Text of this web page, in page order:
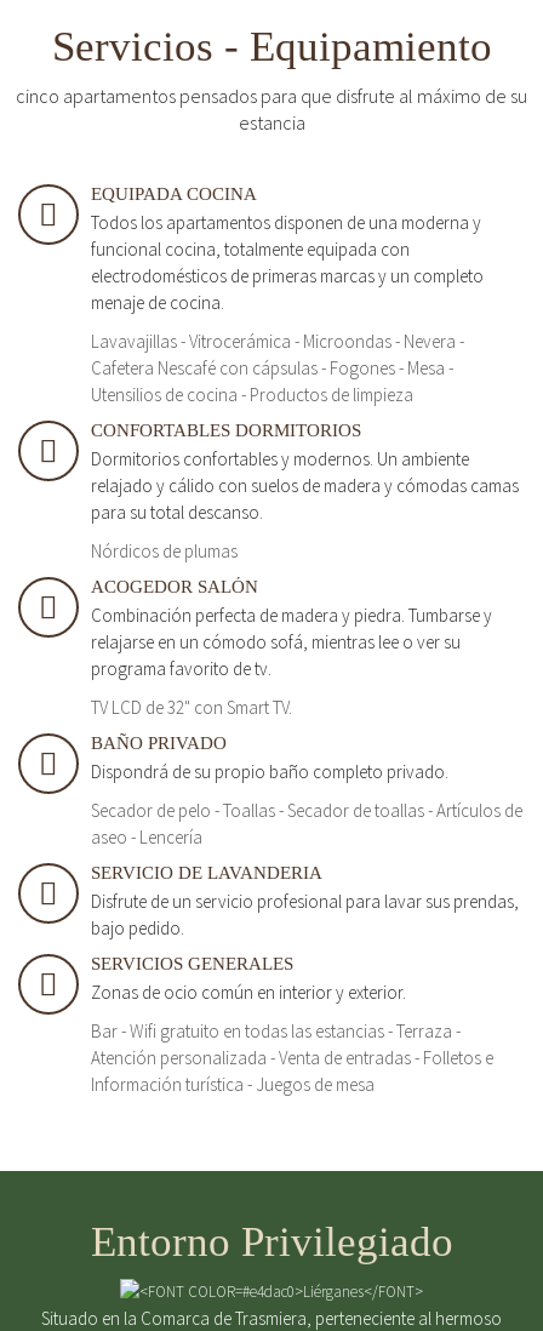
Servicios - Equipamiento
cinco apartamentos pensados para que disfrute al máximo de su
estancia
EQUIPADA COCINA
Todos los apartamentos disponen de una moderna y
funcional cocina, totalmente equipada con
electrodomésticos de primeras marcas y un completo
menaje de cocina.
Lavavajillas - Vitrocerámica - Microondas - Nevera -
Cafetera Nescafé con cápsulas - Fogones - Mesa -
Utensilios de cocina - Productos de limpieza
CONFORTABLES DORMITORIOS
Dormitorios confortables y modernos. Un ambiente
relajado y cálido con suelos de madera y cómodas camas
para su total descanso.
Nórdicos de plumas
ACOGEDOR SALÓN
Combinación perfecta de madera y piedra. Tumbarse y
relajarse en un cómodo sofá, mientras lee o ver su
programa favorito de tv.
TV LCD de 32" con Smart TV.
BAÑO PRIVADO
Dispondrá de su propio baño completo privado.
Secador de pelo - Toallas - Secador de toallas - Artículos de
aseo - Lencería
SERVICIO DE LAVANDERIA
Disfrute de un servicio profesional para lavar sus prendas,
bajo pedido.
SERVICIOS GENERALES
Zonas de ocio común en interior y exterior.
Bar - Wifi gratuito en todas las estancias - Terraza -
Atención personalizada - Venta de entradas - Folletos e
Información turística - Juegos de mesa
Entorno Privilegiado
Situado en la Comarca de Trasmiera, perteneciente al hermoso